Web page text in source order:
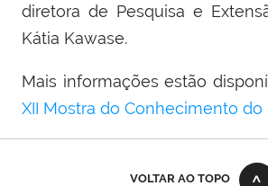
diretora de Pesquisa e
Kátia Kawase.
Mais informações estão
XII Mostra do Conhecimento do
VOLTAR AO TOPO